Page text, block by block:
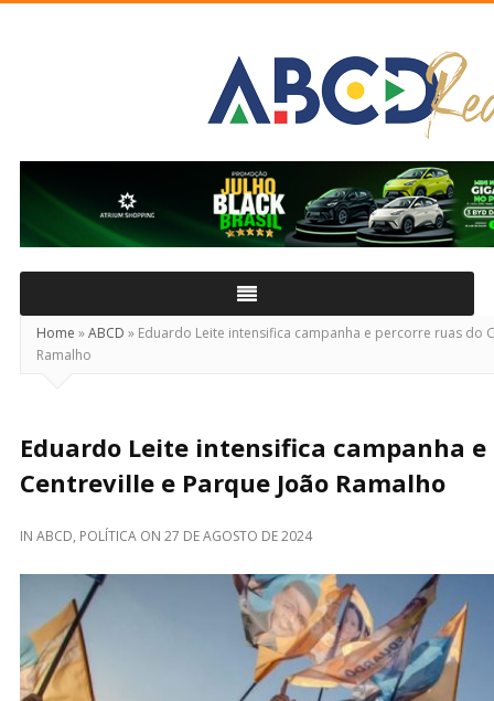
Real
Home »ABCD » Eduardo Leite intensifica campanha e percorre ruas do
Ramalho
Eduardo Leite intensifica campanha
Centreville e Parque João Ramalho
IN ABCD, POLÍTICA ON 27 DE AGOSTO DE 2024